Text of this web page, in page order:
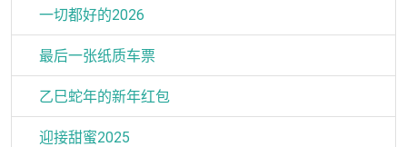
一切都好的2026
最后一张纸质车票
乙巳蛇年的新年红包
迎接甜蜜2025